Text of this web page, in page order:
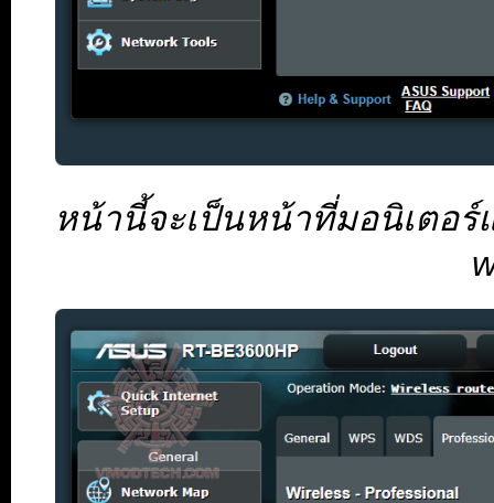
หน้านี้จะเป็นหน้าที่มอนิเตอร์